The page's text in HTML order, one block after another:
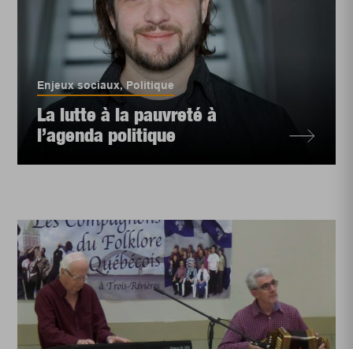
Enjeux sociaux,Politique
La lutte à la pauvreté à
l’agenda politique